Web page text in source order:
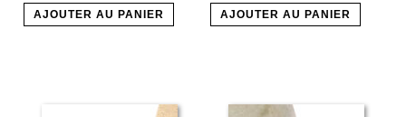
AJOUTER AU PANIER AJOUTER AU PANIER